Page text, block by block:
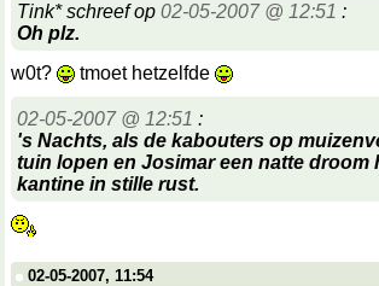
Tink* schreef op 02-05-2007 @ 12:51 :
Oh plz.
w0t?
tmoet hetzelfde
02-05-2007 @ 12:51 :
's Nachts, als de kabouters op
tuin lopen en Josimar een natte droom
kantine in stille rust.
02-05-2007, 11:54